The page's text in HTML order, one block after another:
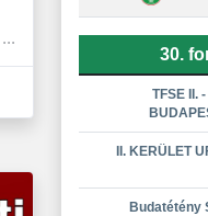
30.
TFSE II.
II. KERÜLET
Budatétény